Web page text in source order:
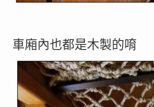
車廂內也都是木製的唷